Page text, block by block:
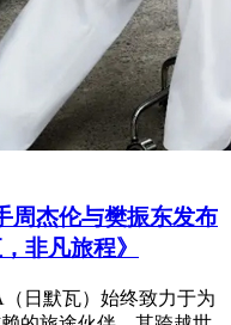
周杰伦与樊振东发布
非凡旅程》
日默瓦）始终致力于为